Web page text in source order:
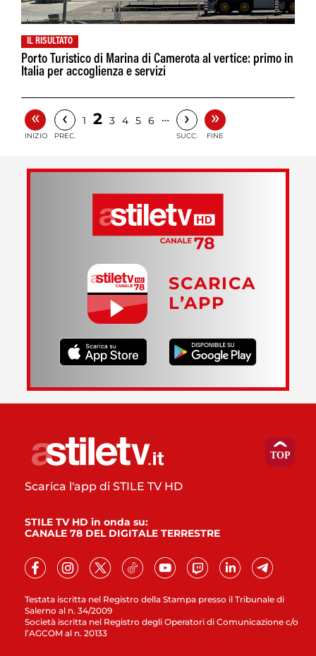
IL RISULTATO
Porto Turistico di Marina di Camerota al vertice: primo in
Italia per accoglienza e servizi
«
INIZIO
‹
PREC.
1 2 3 4 5 6 … ›
SUCC.
»
FINE
SCARICA
L’APP
Testata iscritta nel Registro della Stampa presso il Tribunale di
Salerno al n. 34/2009
Società iscritta nel Registro degli Operatori di Comunicazione c/o
l’AGCOM al n. 20133
Scarica l'app di STILE TV HD
STILE TV HD in onda su:
CANALE 78 DEL DIGITALE TERRESTRE